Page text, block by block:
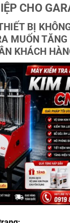
CHO
BỊ
MUỐN TĂNG
KHÁCH